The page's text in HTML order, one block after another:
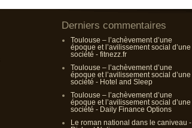
Derniers commentaires
Toulouse – l’achèvement d’une
époque et l’avilissement social d’une
société - fitnezz.fr
Toulouse – l’achèvement d’une
époque et l’avilissement social d’une
société - Hotel and Sleep
Toulouse – l’achèvement d’une
époque et l’avilissement social d’une
société - Daily Finance Options
Le roman national dans le caniveau -